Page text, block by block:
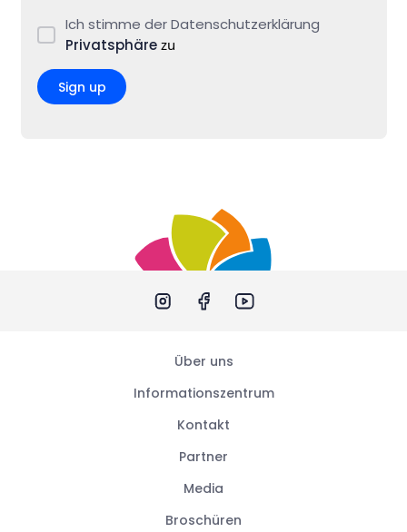
Ich stimme der Datenschutzerklärung
Privatsphäre zu
Sign up
Über uns
Informationszentrum
Kontakt
Partner
Media
Broschüren